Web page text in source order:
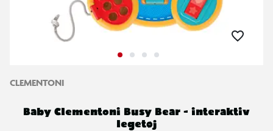
CLEMENTONI
Baby Clementoni Busy Bear - interaktiv
legetøj